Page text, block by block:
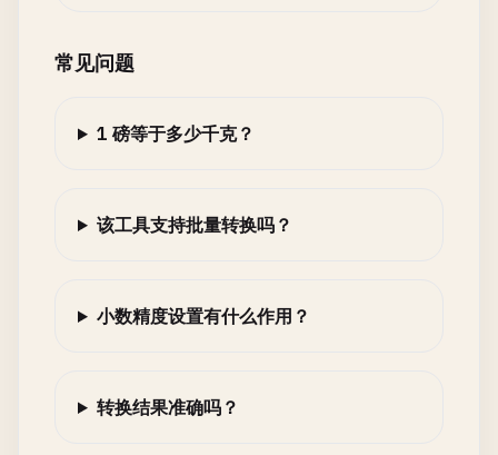
常见问题
1 磅等于多少千克？
该工具支持批量转换吗？
小数精度设置有什么作用？
转换结果准确吗？